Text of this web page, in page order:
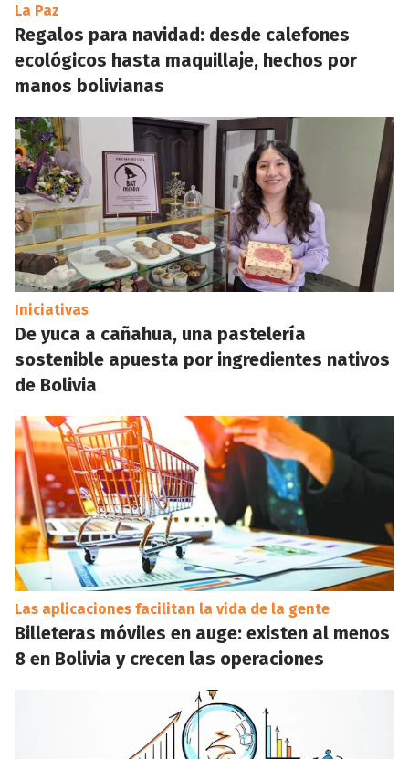
La Paz
Regalos para navidad: desde calefones
ecológicos hasta maquillaje, hechos por
manos bolivianas
Iniciativas
De yuca a cañahua, una pastelería
sostenible apuesta por ingredientes nativos
de Bolivia
Las aplicaciones facilitan la vida de la gente
Billeteras móviles en auge: existen al menos
8 en Bolivia y crecen las operaciones